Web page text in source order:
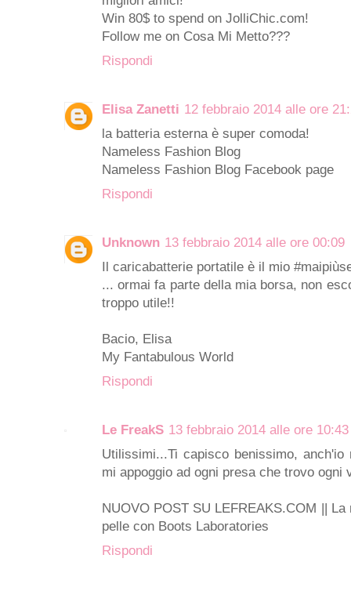
Win 80$ to spend on JolliChic.com!
Follow me on Cosa Mi Metto???
Rispondi
Elisa Zanetti 12 febbraio 2014 alle ore
la batteria esterna è super comoda!
Nameless Fashion Blog
Nameless Fashion Blog Facebook page
Rispondi
Unknown 13 febbraio 2014 alle ore 00:09
Il caricabatterie portatile è il mio
... ormai fa parte della mia borsa, non
troppo utile!!
Bacio, Elisa
My Fantabulous World
Rispondi
Le FreakS 13 febbraio 2014 alle ore 10:43
Utilissimi...Ti capisco benissimo,
mi appoggio ad ogni presa che trovo ogni
NUOVO POST SU LEFREAKS.COM ||
pelle con Boots Laboratories
Rispondi